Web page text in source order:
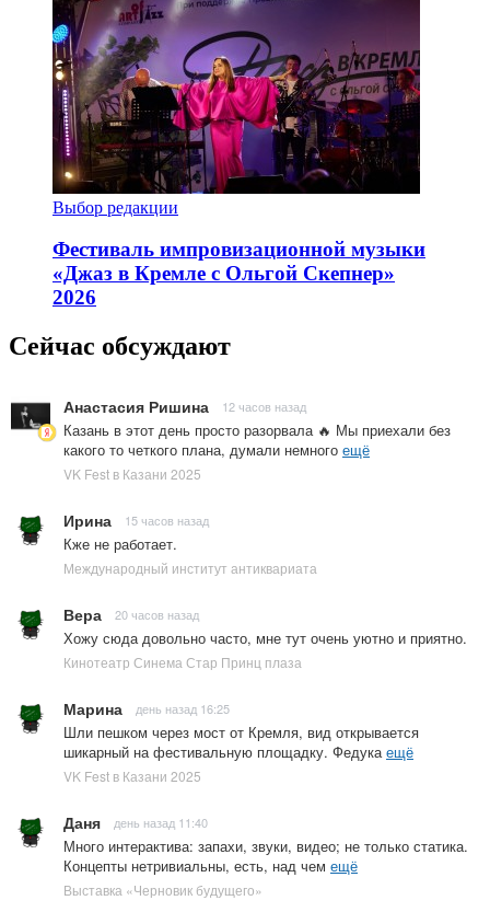
Выбор редакции
Фестиваль импровизационной музыки
«Джаз в Кремле с Ольгой Скепнер»
2026
Сейчас обсуждают
Анастасия Ришина 12 часов назад
Казань в этот день просто разорвала 🔥 Мы приехали без
какого то четкого плана, думали немного ещё
VK Fest в Казани 2025
Ирина 15 часов назад
Кже не работает.
Международный институт антиквариата
Вера 20 часов назад
Хожу сюда довольно часто, мне тут очень уютно и приятно.
Кинотеатр Синема Стар Принц плаза
Марина день назад 16:25
Шли пешком через мост от Кремля, вид открывается
шикарный на фестивальную площадку. Федукаещё
VK Fest в Казани 2025
Даня день назад 11:40
Много интерактива: запахи, звуки, видео; не только статика.
Концепты нетривиальны, есть, над чем ещё
Выставка «Черновик будущего»